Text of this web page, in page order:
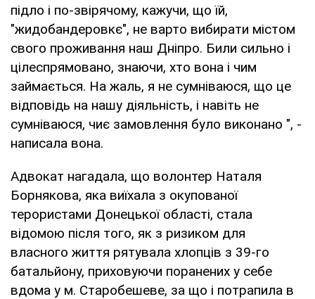
підло і по-звірячому, кажучи, що їй,
"жидобандеровкє", не варто вибирати містом
свого проживання наш Дніпро. Били сильно і
цілеспрямовано, знаючи, хто вона і чим
займається. На жаль, я не сумніваюся, що це
відповідь на нашу діяльність, і навіть не
сумніваюся, чиє замовлення було виконано ", -
написала вона.
Адвокат нагадала, що волонтер Наталя
Борнякова, яка виїхала з окупованої
терористами Донецької області, стала
відомою після того, як з ризиком для
власного життя рятувала хлопців з 39-го
батальйону, приховуючи поранених у себе
вдома у м. Старобешеве, за що і потрапила в